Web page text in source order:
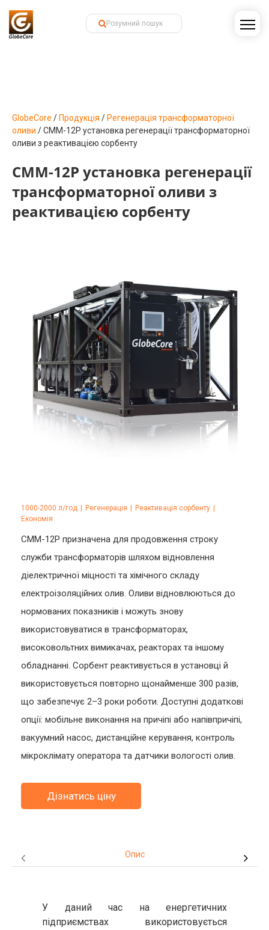
GlobeCore / Продукція / Регенерація трансформаторної
оливи /СММ-12Р установка регенерації трансформаторної
оливи з реактивацією сорбенту
СММ-12Р установка регенерації
трансформаторної оливи з
реактивацією сорбенту
1000-2000 л/год Регенерація Реактивація сорбенту
Економія
СММ-12Р призначена для продовження строку
служби трансформаторів шляхом відновлення
діелектричної міцності та хімічного складу
електроізоляційних олив. Оливи відновлюються до
нормованих показників і можуть знову
використовуватися в трансформаторах,
високовольтних вимикачах, реакторах та іншому
обладнанні. Сорбент реактивується в установці й
використовується повторно щонайменше 300 разів,
що забезпечує 2–3 роки роботи. Доступні додаткові
опції: мобільне виконання на причіпі або напівпричіпі,
вакуумний насос, дистанційне керування, контроль
мікроклімату оператора та датчики вологості олив.
Дізнатись ціну
Опис
У даний час на енергетичних
підприємствах використовується